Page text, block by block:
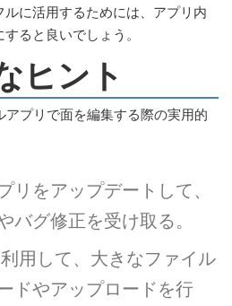
に活用するためには、アプリ内
ると良いでしょう。
ヒント
アプリで面を編集する際の実用的
リをアップデートして、
バグ修正を受け取る。
用して、大きなファイル
ドやアップロードを行